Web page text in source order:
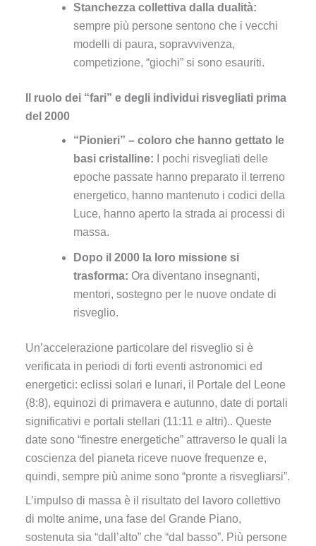
Stanchezza collettiva dalla dualità:
sempre più persone sentono che i vecchi
modelli di paura, sopravvivenza,
competizione, “giochi” si sono esauriti.
Il ruolo dei “fari” e degli individui risvegliati prima
del 2000
“Pionieri” – coloro che hanno gettato le
basi cristalline: I pochi risvegliati delle
epoche passate hanno preparato il terreno
energetico, hanno mantenuto i codici della
Luce, hanno aperto la strada ai processi di
massa.
Dopo il 2000 la loro missione si
trasforma: Ora diventano insegnanti,
mentori, sostegno per le nuove ondate di
risveglio.
Un’accelerazione particolare del risveglio si è
verificata in periodi di forti eventi astronomici ed
energetici: eclissi solari e lunari, il Portale del Leone
(8:8), equinozi di primavera e autunno, date di portali
significativi e portali stellari (11:11 e altri).. Queste
date sono “finestre energetiche” attraverso le quali la
coscienza del pianeta riceve nuove frequenze e,
quindi, sempre più anime sono “pronte a risvegliarsi”.
L’impulso di massa è il risultato del lavoro collettivo
di molte anime, una fase del Grande Piano,
sostenuta sia “dall’alto” che “dal basso”. Più persone